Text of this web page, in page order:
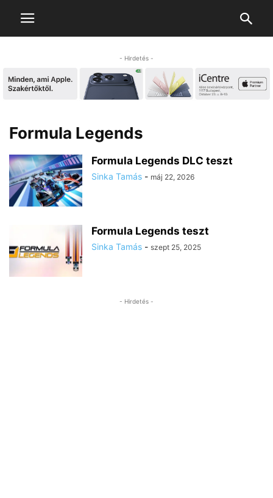
- Hirdetés -
Formula Legends
Formula Legends DLC teszt
Sinka Tamás - máj 22, 2026
Formula Legends teszt
Sinka Tamás - szept 25, 2025
- Hirdetés -